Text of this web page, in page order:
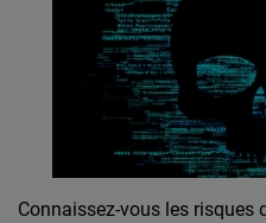
Connaissez-vous les risques